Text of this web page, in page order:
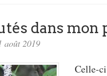
dans mon
août 2019
Celle-